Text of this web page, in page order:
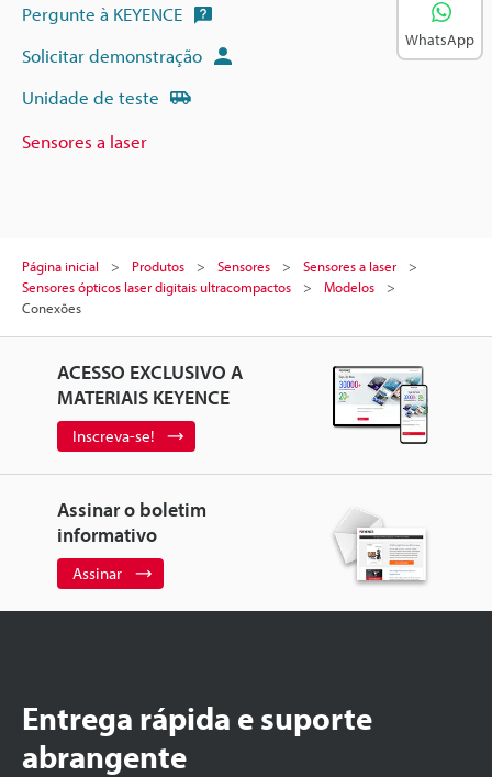
Pergunte à KEYENCE
Solicitar demonstração
Unidade de teste
Sensores a laser
Página inicial Produtos Sensores
Sensores a laser
Sensores ópticos laser digitais ultracompactos
Modelos
Conexões
ACESSO EXCLUSIVO A
MATERIAIS KEYENCE
Inscreva-se!
Assinar o boletim
informativo
Assinar
Entrega rápida e suporte
abrangente
WhatsApp